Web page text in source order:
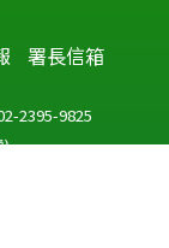
署長信箱
2395-9825
)